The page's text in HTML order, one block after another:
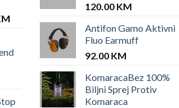
Current
35.00 KM.
120.00 KM
Antifon Gamo Aktivni
Fluo Earmuff
92.00 KM
KomaracaBez 100%
Biljni Sprej Protiv
Komaraca